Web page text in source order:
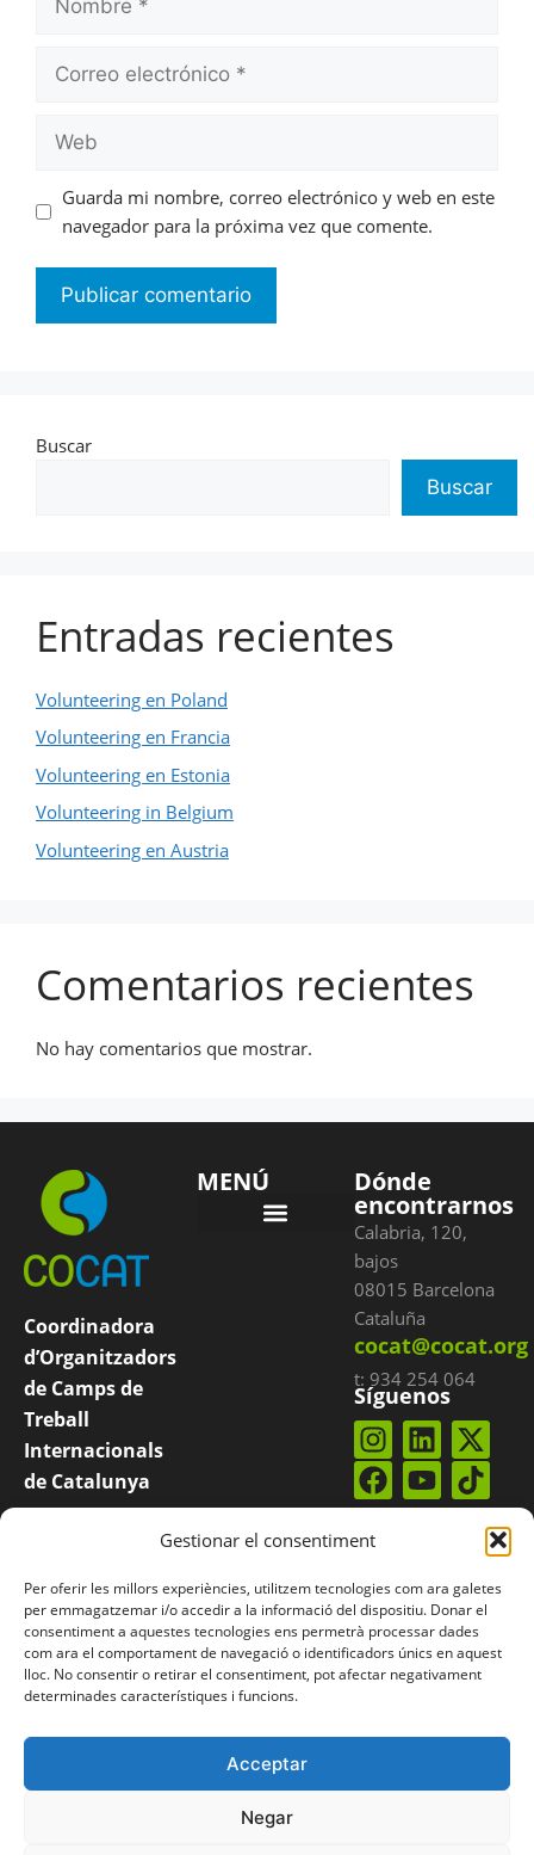
Gestionar el consentiment
Per oferir les millors experiències, utilitzem tecnologies com ara galetes
per emmagatzemar i/o accedir a la informació del dispositiu. Donar el
consentiment a aquestes tecnologies ens permetrà processar dades
com ara el comportament de navegació o identificadors únics en aquest
lloc. No consentir o retirar el consentiment, pot afectar negativament
determinades característiques i funcions.
Acceptar
Negar
Guarda mi nombre, correo electrónico y web en este
navegador para la próxima vez que comente.
Buscar
Buscar
Entradas recientes
Volunteering en Poland
Volunteering en Francia
Volunteering en Estonia
Volunteering in Belgium
Volunteering en Austria
Comentarios recientes
No hay comentarios que mostrar.
Coordinadora
d’Organitzadors
de Camps de
Treball
Internacionals
de Catalunya
COCAT es una
integrada por
entidades
catalanas que
organizan
campos
internacionales.
MENÚ Dónde
encontrarnos
Calabria, 120,
bajos
08015 Barcelona
Cataluña
cocat@cocat.org
t: 934 254 064
Síguenos
Suscríbete a
nuestro